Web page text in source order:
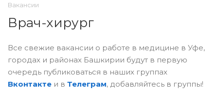
Вакансии
Врач-хирург
Все свежие вакансии о работе в медицине в Уфе,
городах и районах Башкирии будут в первую
очередь публиковаться в наших группах
Вконтакте и в Телеграм, добавляйтесь в группы!